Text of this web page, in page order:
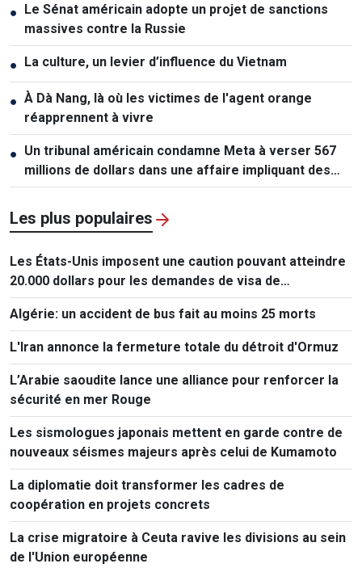
● Le Sénat américain adopte un projet de sanctions
massives contre la Russie
● La culture, un levier d’influence du Vietnam
● À Dà Nang, là où les victimes de l'agent orange
réapprennent à vivre
● Un tribunal américain condamne Meta à verser 567
millions de dollars dans une affaire impliquant des
mineurs
Les plus populaires
Les États-Unis imposent une caution pouvant atteindre
20.000 dollars pour les demandes de visa de
ressortissants de 50 pays
Algérie: un accident de bus fait au moins 25 morts
L'Iran annonce la fermeture totale du détroit d'Ormuz
L’Arabie saoudite lance une alliance pour renforcer la
sécurité en mer Rouge
Les sismologues japonais mettent en garde contre de
nouveaux séismes majeurs après celui de Kumamoto
La diplomatie doit transformer les cadres de
coopération en projets concrets
La crise migratoire à Ceuta ravive les divisions au sein
de l'Union européenne